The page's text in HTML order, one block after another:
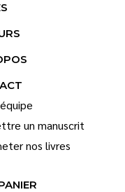
un manuscrit
nos livres